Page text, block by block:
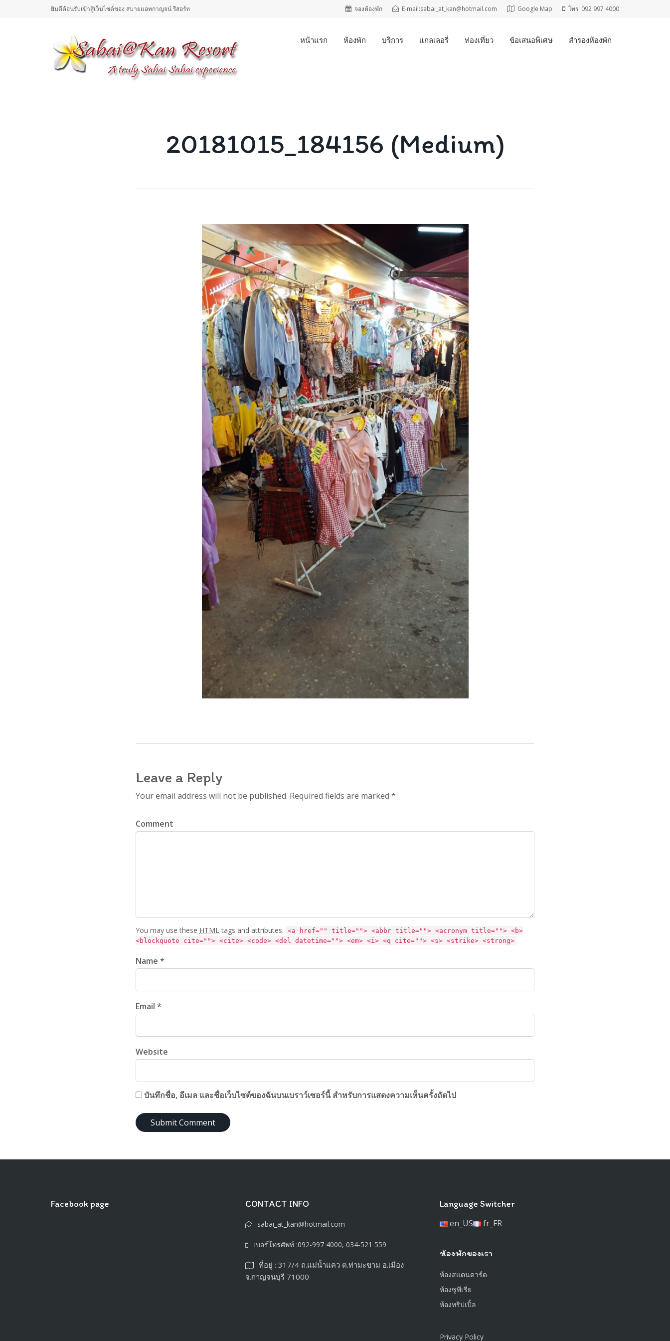
ยินดีต้อนรับเข้าสู้เว็บไซต์ของ สบายแอทกาญจน์ รีสอร์ท จองห้องพัก E-mail:sabai_at_kan@hotmail.com Google Map โทร: 092 997 4000
หน้าแรก ห้องพัก บริการ แกลเลอรี่ ท่องเที่ยว ข้อเสนอพิเศษ สำรองห้องพัก
20181015_184156 (Medium)
Leave a Reply
Your email address will not be published. Required fields are marked *
Comment
You may use these HTMLtags and attributes: <a href="" title=""> <abbr title=""> <acronym title=""> <b>
<blockquote cite=""> <cite> <code> <del datetime=""> <em> <i> <q cite=""> <s> <strike> <strong>
Name *
Email *
Website
บันทึกชื่อ, อีเมล และชื่อเว็บไซต์ของฉันบนเบราว์เซอร์นี้ สำหรับการแสดงความเห็นครั้งถัดไป
Facebook page CONTACT INFO
sabai_at_kan@hotmail.com
เบอร์โทรศัพท์ :092-997 4000, 034-521 559
ที่อยู่ : 317/4 ถ.แม่น้ำแคว ต.ท่ามะขาม อ.เมือง
จ.กาญจนบุรี 71000
Language Switcher
en_US
fr_FR
ห้องพักของเรา
ห้องสแตนดาร์ด
ห้องซูพีเรีย
ห้องทริปเปิ้ล
Privacy Policy